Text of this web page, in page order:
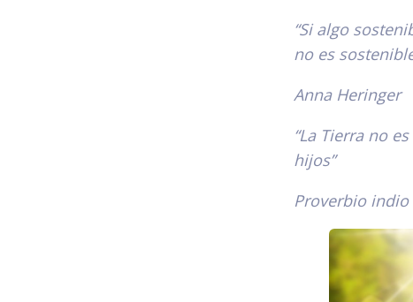
“Si algo
no es
Anna Heringer
“La Tierra no
hijos”
Proverbio indio